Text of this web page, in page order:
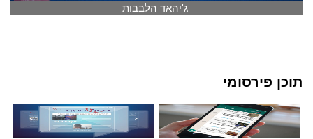
ג'יהאד הלבבות
תוכן פירסומי